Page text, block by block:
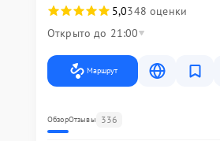
5,0348 оценки
Открыто до 21:00
Маршрут
ОбзорОтзывы 336